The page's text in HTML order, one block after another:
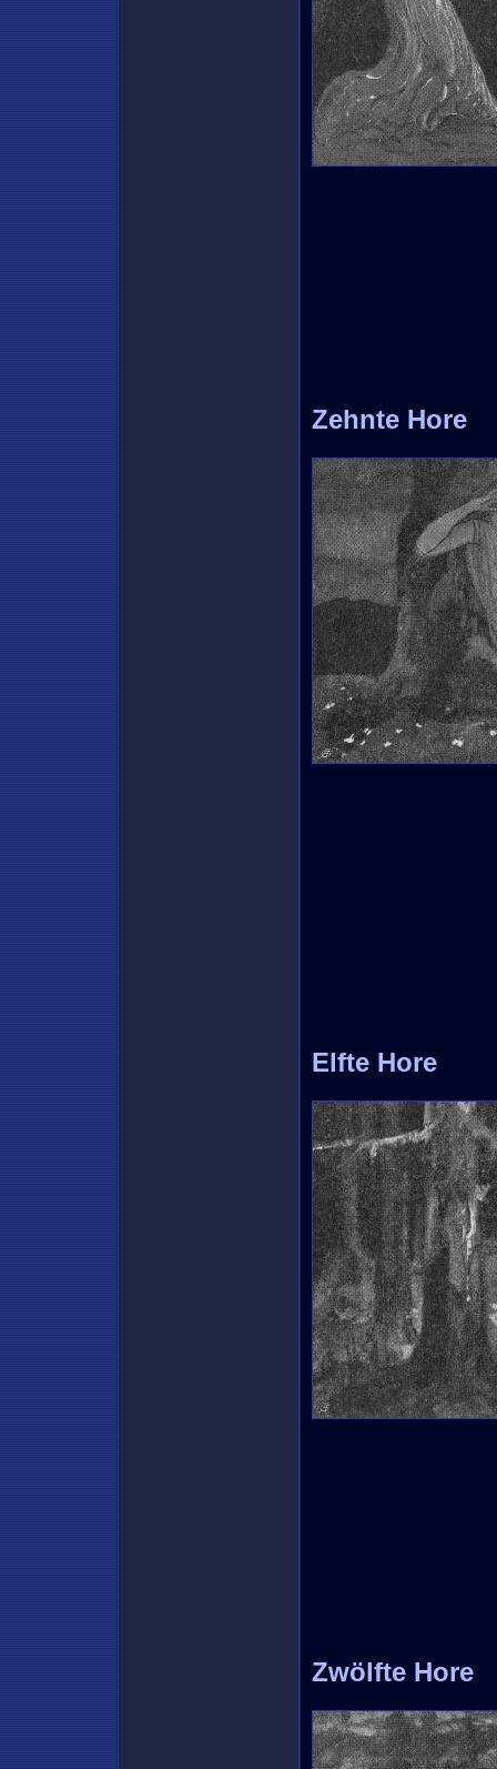
Zehnte Hore
Elfte Hore
Zwölfte Hore